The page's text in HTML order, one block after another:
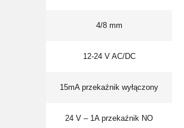
4/8 mm
12-24 V AC/DC
15mA przekaźnik wyłączony
24 V – 1A przekaźnik NO